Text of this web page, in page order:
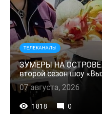
ТЕЛЕКАНАЛЫ
ЗУМЕРЫ НА ОСТРОВЕ.
второй сезон шоу
07 августа, 2026
1818 0